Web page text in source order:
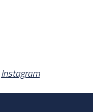
Instagram